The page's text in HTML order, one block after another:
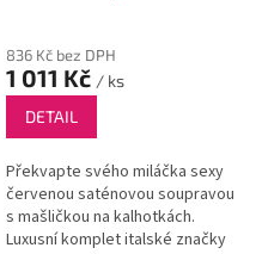
836 Kč bez DPH
1 011 Kč / ks
DETAIL
Překvapte svého miláčka sexy
červenou saténovou soupravou
s mašličkou na kalhotkách.
Luxusní komplet italské značky